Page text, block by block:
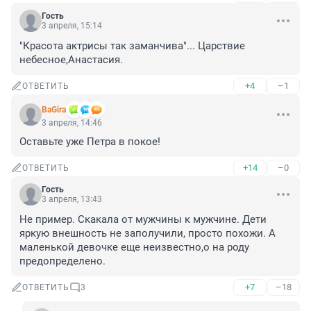
Гость
3 апреля, 15:14
"Красота актрисы так заманчива"... Царствие
небесное,Анастасия.
ОТВЕТИТЬ +4 –1
BaGira
3 апреля, 14:46
Оставьте уже Петра в покое!
ОТВЕТИТЬ +14 –0
Гость
3 апреля, 13:43
Не пример. Скакала от мужчины к мужчине. Дети
яркую внешность не заполучили, просто похожи. А
маленькой девочке еще неизвестно,о на роду
предопределено.
ОТВЕТИТЬ 3 +7 –18